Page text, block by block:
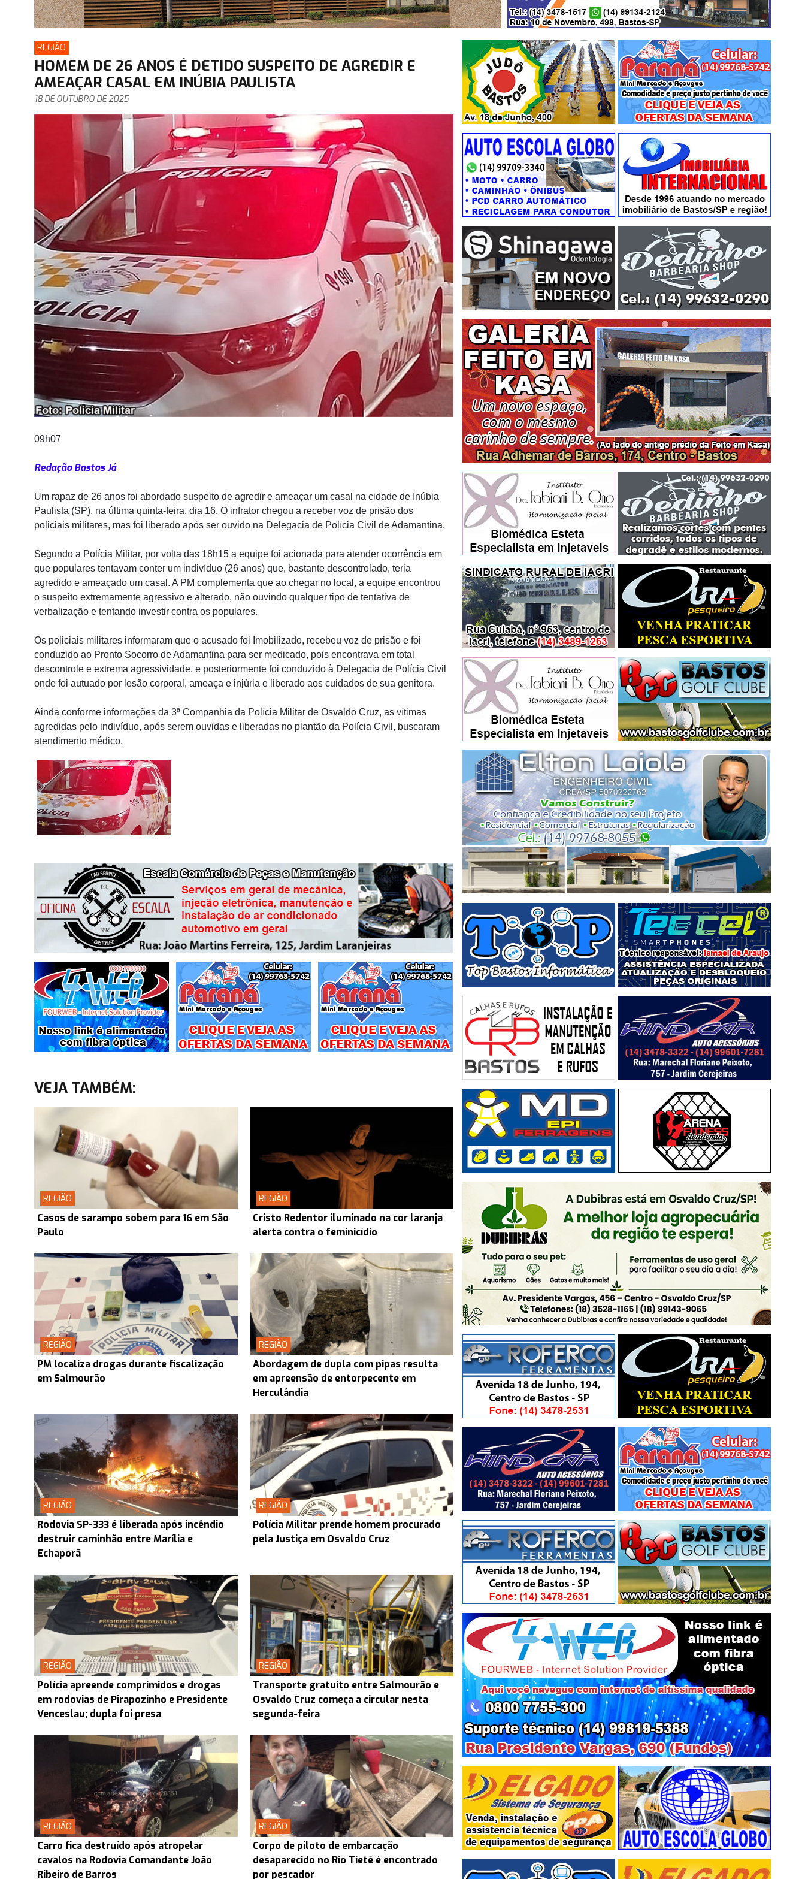
REGIÃO
HOMEM DE 26 ANOS É DETIDO SUSPEITO DE AGREDIR E
AMEAÇAR CASAL EM INÚBIA PAULISTA
18 DE OUTUBRO DE 2025
09h07
Redação Bastos Já
Um rapaz de 26 anos foi abordado suspeito de agredir e ameaçar um casal na cidade de Inúbia
Paulista (SP), na última quinta-feira, dia 16. O infrator chegou a receber voz de prisão dos
policiais militares, mas foi liberado após ser ouvido na Delegacia de Polícia Civil de Adamantina.
Segundo a Polícia Militar, por volta das 18h15 a equipe foi acionada para atender ocorrência em
que populares tentavam conter um indivíduo (26 anos) que, bastante descontrolado, teria
agredido e ameaçado um casal. A PM complementa que ao chegar no local, a equipe encontrou
o suspeito extremamente agressivo e alterado, não ouvindo qualquer tipo de tentativa de
verbalização e tentando investir contra os populares.
Os policiais militares informaram que o acusado foi Imobilizado, recebeu voz de prisão e foi
conduzido ao Pronto Socorro de Adamantina para ser medicado, pois encontrava em total
descontrole e extrema agressividade, e posteriormente foi conduzido à Delegacia de Polícia Civil
onde foi autuado por lesão corporal, ameaça e injúria e liberado aos cuidados de sua genitora.
Ainda conforme informações da 3ª Companhia da Polícia Militar de Osvaldo Cruz, as vítimas
agredidas pelo indivíduo, após serem ouvidas e liberadas no plantão da Polícia Civil, buscaram
atendimento médico.
VEJA TAMBÉM:
REGIÃO
Casos de sarampo sobem para 16 em São
Paulo
REGIÃO
Cristo Redentor iluminado na cor laranja
alerta contra o feminicídio
REGIÃO
PM localiza drogas durante fiscalização
em Salmourão
REGIÃO
Abordagem de dupla com pipas resulta
em apreensão de entorpecente em
Herculândia
REGIÃO
Rodovia SP-333 é liberada após incêndio
destruir caminhão entre Marília e
Echaporã
REGIÃO
Polícia Militar prende homem procurado
pela Justiça em Osvaldo Cruz
REGIÃO
Polícia apreende comprimidos e drogas
em rodovias de Pirapozinho e Presidente
Venceslau; dupla foi presa
REGIÃO
Transporte gratuito entre Salmourão e
Osvaldo Cruz começa a circular nesta
segunda-feira
REGIÃO
Carro fica destruído após atropelar
cavalos na Rodovia Comandante João
Ribeiro de Barros
REGIÃO
Corpo de piloto de embarcação
desaparecido no Rio Tietê é encontrado
por pescador